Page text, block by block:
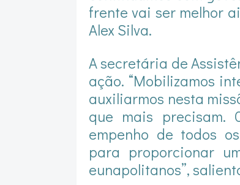
frente vai ser melhor
Alex Silva.
A secretária de
ação. “Mobilizamos
auxiliarmos nesta
que mais precisam.
empenho de todos
para proporcionar
eunapolitanos”,